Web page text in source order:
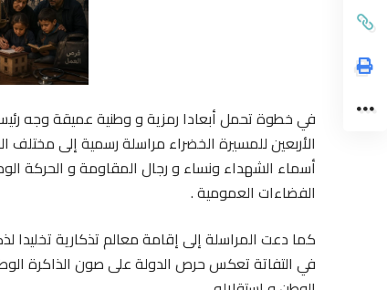
في خطوة تحمل أبعادا رمزية و وطنية عميقة وجه
الأربعين للمسيرة الخضراء مراسلة رسمية إلى
أسماء الشهداء ونساء و رجال المقاومة و الحركة
الفضاءات العمومية .
كما دعت المراسلة إلى إقامة معالم تذكارية تخليدا
في التفاتة تعكس حرص الدولة على صون الذاكرة